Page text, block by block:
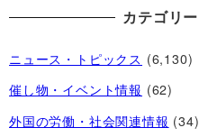
カテゴリー
ニュース・トピックス (6,130)
催し物・イベント情報 (62)
外国の労働・社会関連情報 (34)